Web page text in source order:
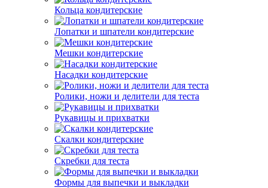
Кольца кондитерские
Лопатки и шпатели кондитерские
Мешки кондитерские
Насадки кондитерские
Ролики, ножи и делители для теста
Рукавицы и прихватки
Скалки кондитерские
Скребки для теста
Формы для выпечки и выкладки